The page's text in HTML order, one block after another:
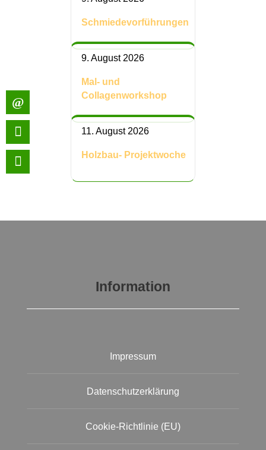
Schmiedevorführungen
9. August 2026
Mal- und
Collagenworkshop
11. August 2026
Holzbau- Projektwoche
Information
Impressum
Datenschutzerklärung
Cookie-Richtlinie (EU)